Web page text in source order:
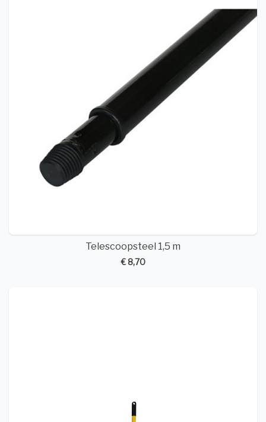
Telescoopsteel 1,5 m
€ 8,70